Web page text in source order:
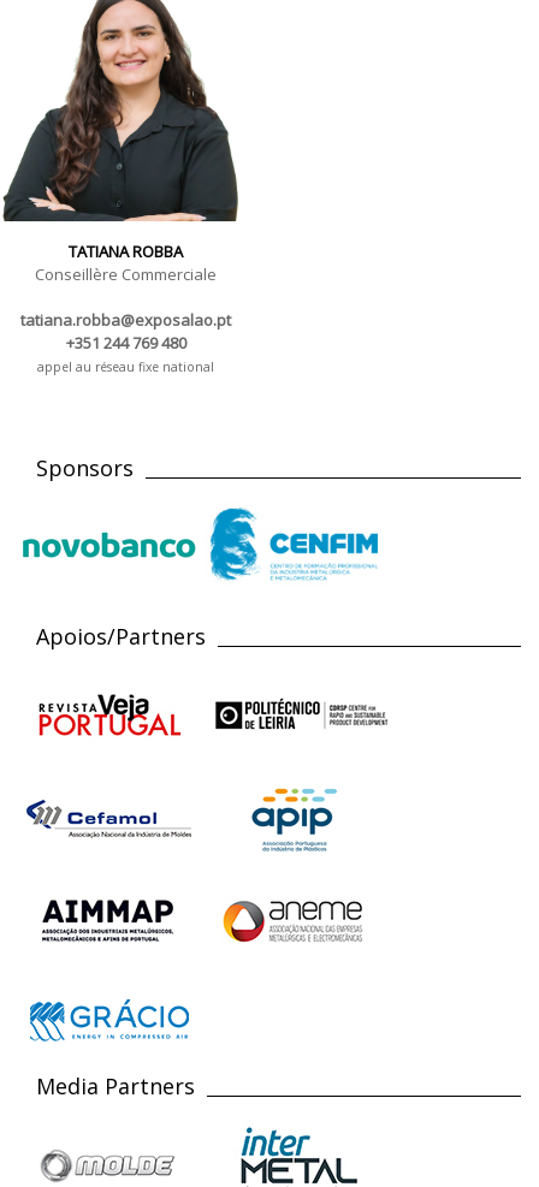
TATIANA ROBBA
Conseillère Commerciale
tatiana.robba@exposalao.pt
+351 244 769 480
appel au réseau fixe national
Sponsors
Apoios/Partners
Media Partners